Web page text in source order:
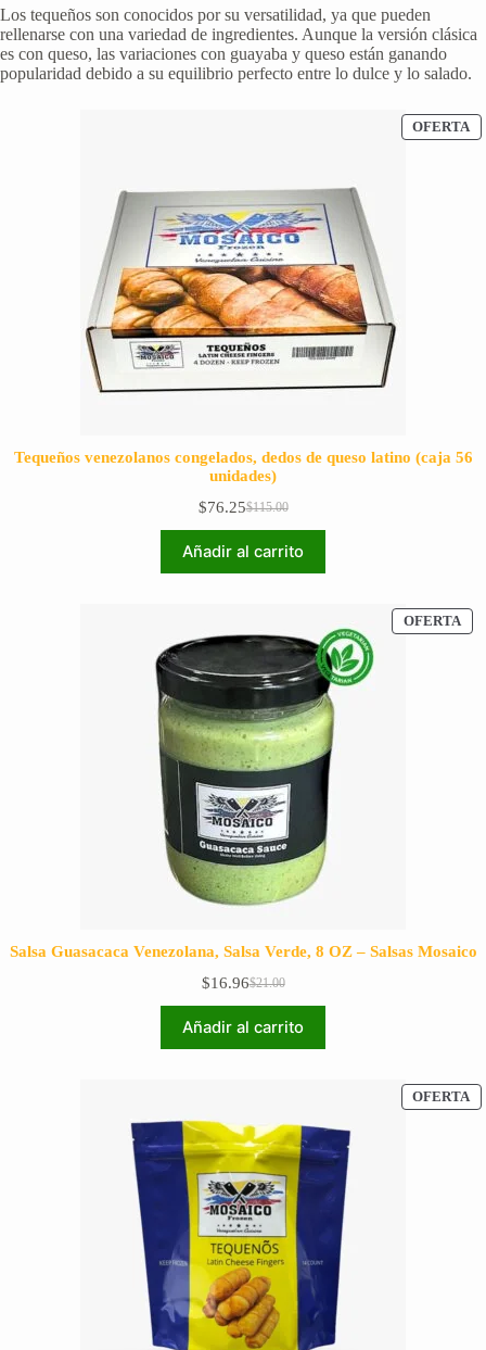
Los tequeños son conocidos por su versatilidad, ya que pueden
rellenarse con una variedad de ingredientes. Aunque la versión clásica
es con queso, las variaciones con guayaba y queso están ganando
popularidad debido a su equilibrio perfecto entre lo dulce y lo salado.
OFERTA
Tequeños venezolanos congelados, dedos de queso latino (caja 56
unidades)
$115.00
El
precio
original
era:
$76.25El
precio
actual
es:
Añadir al carrito
OFERTA
EN
Salsa Guasacaca Venezolana, Salsa Verde, 8 OZ – Salsas Mosaico
$21.00
El
precio
original
era:
$16.96El
precio
actual
es:
Añadir al carrito
OFERTA